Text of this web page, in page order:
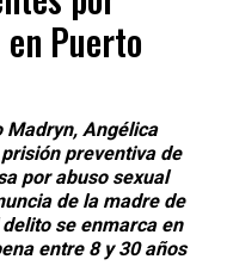
Puerto
Madryn, Angélica
preventiva de
por abuso sexual
de la madre de
se enmarca en
entre 8 y 30 años